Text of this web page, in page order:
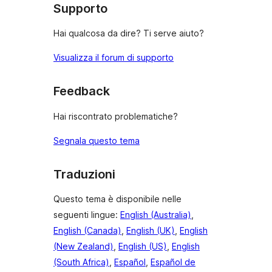
Supporto
Hai qualcosa da dire? Ti serve aiuto?
Visualizza il forum di supporto
Feedback
Hai riscontrato problematiche?
Segnala questo tema
Traduzioni
Questo tema è disponibile nelle
seguenti lingue: English (Australia),
English (Canada), English (UK), English
(New Zealand), English (US), English
(South Africa), Español, Español de